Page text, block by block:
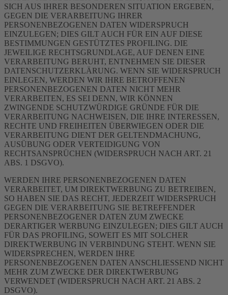
SICH AUS IHRER BESONDEREN SITUATION ERGEBEN,
GEGEN DIE VERARBEITUNG IHRER
PERSONENBEZOGENEN DATEN WIDERSPRUCH
EINZULEGEN; DIES GILT AUCH FÜR EIN AUF DIESE
BESTIMMUNGEN GESTÜTZTES PROFILING. DIE
JEWEILIGE RECHTSGRUNDLAGE, AUF DENEN EINE
VERARBEITUNG BERUHT, ENTNEHMEN SIE DIESER
DATENSCHUTZERKLÄRUNG. WENN SIE WIDERSPRUCH
EINLEGEN, WERDEN WIR IHRE BETROFFENEN
PERSONENBEZOGENEN DATEN NICHT MEHR
VERARBEITEN, ES SEI DENN, WIR KÖNNEN
ZWINGENDE SCHUTZWÜRDIGE GRÜNDE FÜR DIE
VERARBEITUNG NACHWEISEN, DIE IHRE INTERESSEN,
RECHTE UND FREIHEITEN ÜBERWIEGEN ODER DIE
VERARBEITUNG DIENT DER GELTENDMACHUNG,
AUSÜBUNG ODER VERTEIDIGUNG VON
RECHTSANSPRÜCHEN (WIDERSPRUCH NACH ART. 21
ABS. 1 DSGVO).
WERDEN IHRE PERSONENBEZOGENEN DATEN
VERARBEITET, UM DIREKTWERBUNG ZU BETREIBEN,
SO HABEN SIE DAS RECHT, JEDERZEIT WIDERSPRUCH
GEGEN DIE VERARBEITUNG SIE BETREFFENDER
PERSONENBEZOGENER DATEN ZUM ZWECKE
DERARTIGER WERBUNG EINZULEGEN; DIES GILT AUCH
FÜR DAS PROFILING, SOWEIT ES MIT SOLCHER
DIREKTWERBUNG IN VERBINDUNG STEHT. WENN SIE
WIDERSPRECHEN, WERDEN IHRE
PERSONENBEZOGENEN DATEN ANSCHLIESSEND NICHT
MEHR ZUM ZWECKE DER DIREKTWERBUNG
VERWENDET (WIDERSPRUCH NACH ART. 21 ABS. 2
DSGVO).